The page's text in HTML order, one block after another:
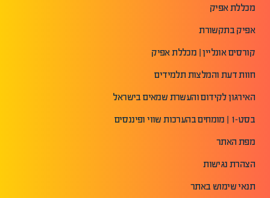
מכללת אפיק
אפיק בתקשורת
קורסים אונליין | מכללת אפיק
חוות דעת והמלצות תלמידים
האירגון לקידום והעשרת שמאים בישראל
בסט-1 | מומחים בהערכות שווי ופיננסים
מפת האתר
הצהרת נגישות
תנאי שימוש באתר